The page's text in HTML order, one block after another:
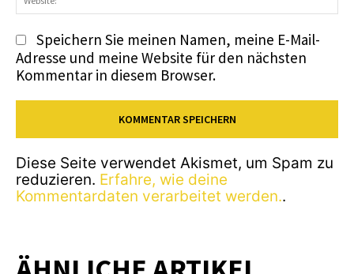
Speichern Sie meinen Namen, meine E-Mail-
Adresse und meine Website für den nächsten
Kommentar in diesem Browser.
Diese Seite verwendet Akismet, um Spam zu
reduzieren. Erfahre, wie deine
Kommentardaten verarbeitet werden..